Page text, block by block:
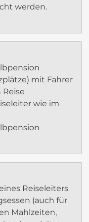
werden.
mit Fahrer
wie im
Reiseleiters
(auch für
Mahlzeiten,